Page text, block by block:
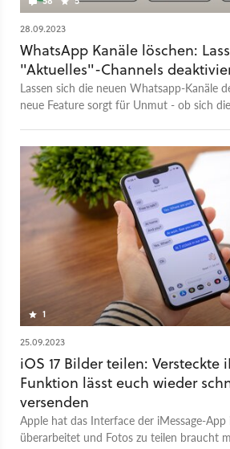
28.09.2023
WhatsApp Kanäle löschen:
"Aktuelles"-Channels
Lassen sich die neuen Whatsapp-Kanäle
neue Feature sorgt für Unmut - ob sich
1
25.09.2023
iOS 17 Bilder teilen: Versteckte
Funktion lässt euch wieder
versenden
Apple hat das Interface der iMessage-App
überarbeitet und Fotos zu teilen braucht